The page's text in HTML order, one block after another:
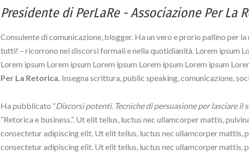
Presidente di PerLaRe - Associazione Per La
Consulente di comunicazione, blogger. Ha un vero e prorio pallino per
tutti! – ricorrono nei discorsi formali e nella quotidianità. Lorem ipsum
Lorem ipsum Lorem ipsum Lorem ipsum Lorem ipsum Lorem ipsum
Per La Retorica. Insegna scrittura, public speaking, comunicazione,
Ha pubblicato “Discorsi potenti. Tecniche di persuasione per lasciare il
“Retorica e business.”. Ut elit tellus, luctus nec ullamcorper mattis,
consectetur adipiscing elit. Ut elit tellus, luctus nec ullamcorper mattis,
consectetur adipiscing elit. Ut elit tellus, luctus nec ullamcorper mattis,